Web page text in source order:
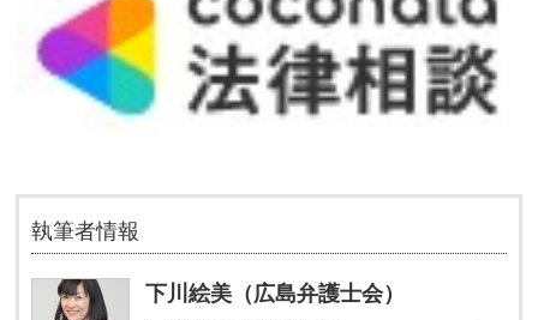
執筆者情報
下川絵美（広島弁護士会）